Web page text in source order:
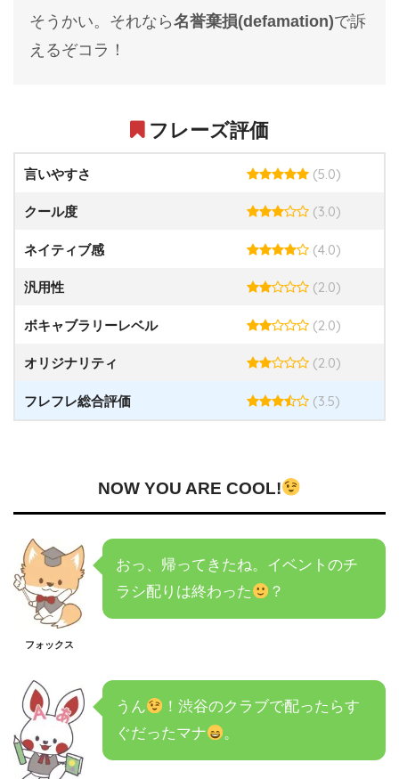
そうかい。それなら名誉棄損(defamation)で訴
えるぞコラ！
フレーズ評価
言いやすさ (5.0)
クール度 (3.0)
ネイティブ感 (4.0)
汎用性 (2.0)
ボキャブラリーレベル (2.0)
オリジナリティ (2.0)
フレフレ総合評価 (3.5)
NOW YOU ARE COOL!
フォックス
おっ、帰ってきたね。イベントのチ
ラシ配りは終わった
？
うん
！渋谷のクラブで配ったらす
ぐだったマナ
。